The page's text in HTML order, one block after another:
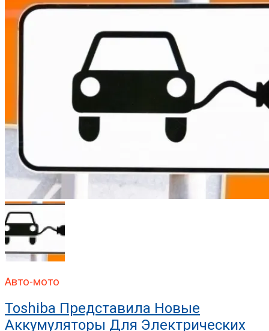
Авто-мото
Toshiba Представила Новые
Аккумуляторы Для Электрических